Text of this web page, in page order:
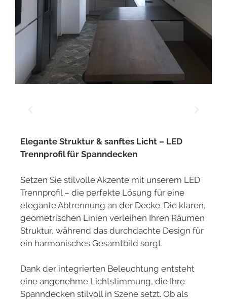
Elegante Struktur & sanftes Licht – LED
Trennprofil für Spanndecken
Setzen Sie stilvolle Akzente mit unserem LED
Trennprofil – die perfekte Lösung für eine
elegante Abtrennung an der Decke. Die klaren,
geometrischen Linien verleihen Ihren Räumen
Struktur, während das durchdachte Design für
ein harmonisches Gesamtbild sorgt.
Dank der integrierten Beleuchtung entsteht
eine angenehme Lichtstimmung, die Ihre
Spanndecken stilvoll in Szene setzt. Ob als